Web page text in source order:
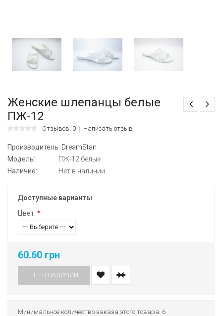
Женские шлепанцы белые
ПЖ-12
Отзывов: 0 Написать отзыв
Производитель: DreamStan
Модель:
ПЖ-12 белые
Наличие:
Нет в наличии
Доступные варианты
Цвет: *
60.60 грн
НЕТ В НАЛИЧИИ
Минимальное количество заказа этого товара: 6